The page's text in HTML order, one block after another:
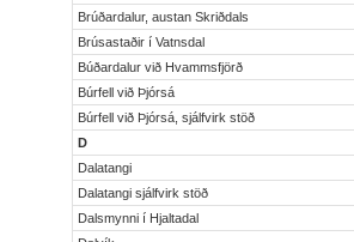
Brúðardalur, austan Skriðdals
Brúsastaðir í Vatnsdal
Búðardalur við Hvammsfjörð
Búrfell við Þjórsá
Búrfell við Þjórsá, sjálfvirk stöð
D
Dalatangi
Dalatangi sjálfvirk stöð
Dalsmynni í Hjaltadal